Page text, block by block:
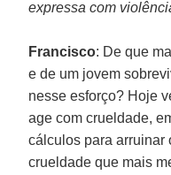
expressa com
Francisco: De que
e de um jovem
nesse esforço? Hoje
age com crueldade,
cálculos para arruinar
crueldade que mais